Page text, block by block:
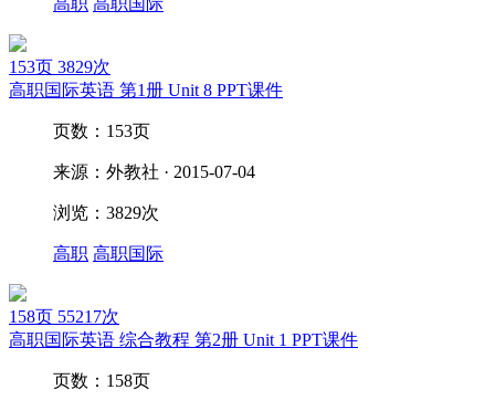
高职 高职国际
153页 3829次
高职国际英语 第1册 Unit 8 PPT课件
页数：153页
来源：外教社 · 2015-07-04
浏览：3829次
高职 高职国际
158页 55217次
高职国际英语 综合教程 第2册 Unit 1 PPT课件
页数：158页